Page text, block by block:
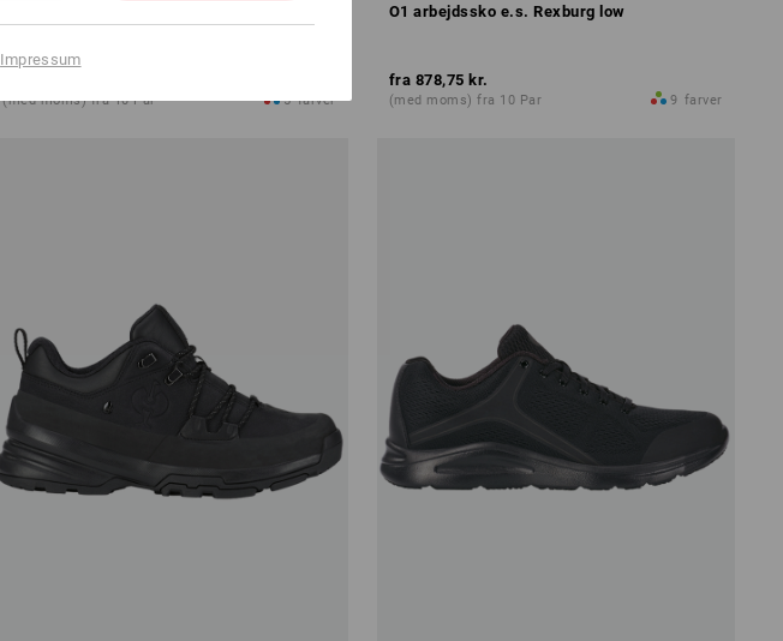
(med moms) fra 10 Par 5 farver
O1 arbejdssko e.s. Rexburg low
fra 878,75 kr.
(med moms) fra 10 Par 9 farver
Impressum